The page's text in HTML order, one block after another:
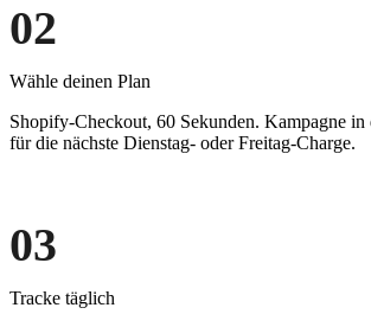
02
Wähle deinen Plan
Shopify-Checkout, 60 Sekunden. Kampagne in
für die nächste Dienstag- oder Freitag-Charge.
03
Tracke täglich